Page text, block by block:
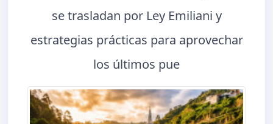
se trasladan por Ley Emiliani y
estrategias prácticas para aprovechar
los últimos pue